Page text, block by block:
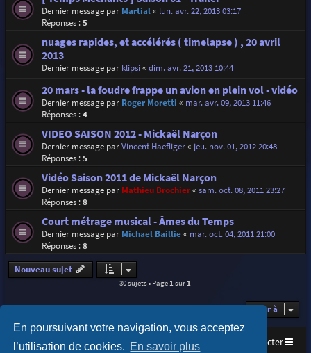
En poursuivant votre navigation, vous acceptez
l’utilisation de cookies. En savoir plus
Dernier message par Martial« lun. avr. 22, 2013 03:17
Réponses :5
nuages rapides, et accélérés ( timelapse ) , 20 avril
2013
Dernier message par klipsi« dim. avr. 21, 2013 10:44
20 mars - la foudre frappe un avion en plein vol - vidéo
Dernier message par Roger Moretti « mar. avr. 09, 2013 11:46
Réponses :4
VIDEO SAISON 2012 - Mickaël Narçon
Dernier message parVincent Haefliger« jeu. nov. 01, 2012 20:48
Réponses :5
Vidéo Saison 2011 de Mickaël Narçon
Dernier message par Mathieu Brochier« sam. oct. 08, 2011 23:27
Réponses :8
Court métrage musical - Âmes du Temps
Dernier message par Michael Baillie« mar. oct. 04, 2011 21:00
Réponses :8
Nouveau sujet
30 sujets • Page1sur1
Aller à
Accueil Index du forum Nous contacter